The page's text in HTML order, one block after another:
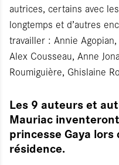
autrices, certains avec
longtemps et d’autres
travailler : Annie
Alex Cousseau, Anne
Roumiguière, Ghislaine
Les 9 auteurs et
Mauriac
princesse Gaya
résidence.